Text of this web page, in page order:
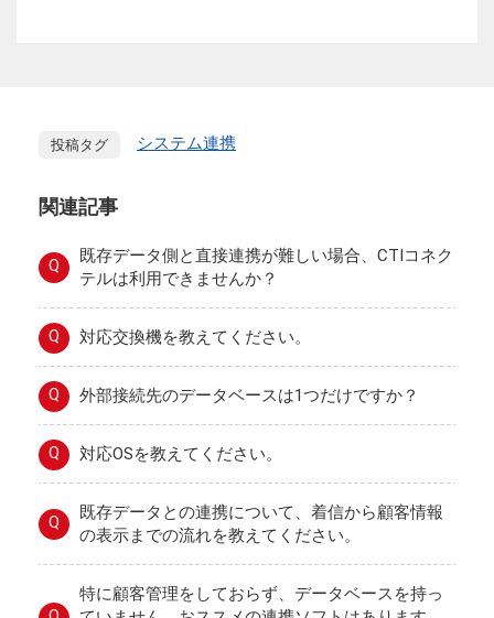
投稿タグ システム連携
関連記事
Q
既存データ側と直接連携が難しい場合、CTIコネク
テルは利用できませんか？
Q 対応交換機を教えてください。
Q 外部接続先のデータベースは1つだけですか？
Q 対応OSを教えてください。
Q
既存データとの連携について、着信から顧客情報
の表示までの流れを教えてください。
特に顧客管理をしておらず、データベースを持っ